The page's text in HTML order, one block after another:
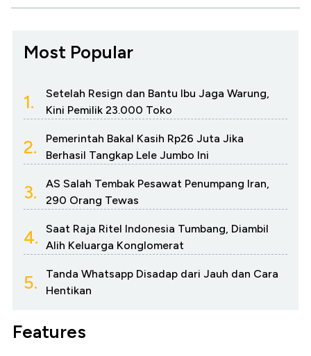
Most Popular
1.
Setelah Resign dan Bantu Ibu Jaga Warung,
Kini Pemilik 23.000 Toko
2.
Pemerintah Bakal Kasih Rp26 Juta Jika
Berhasil Tangkap Lele Jumbo Ini
3.
AS Salah Tembak Pesawat Penumpang Iran,
290 Orang Tewas
4.
Saat Raja Ritel Indonesia Tumbang, Diambil
Alih Keluarga Konglomerat
5.
Tanda Whatsapp Disadap dari Jauh dan Cara
Hentikan
Features